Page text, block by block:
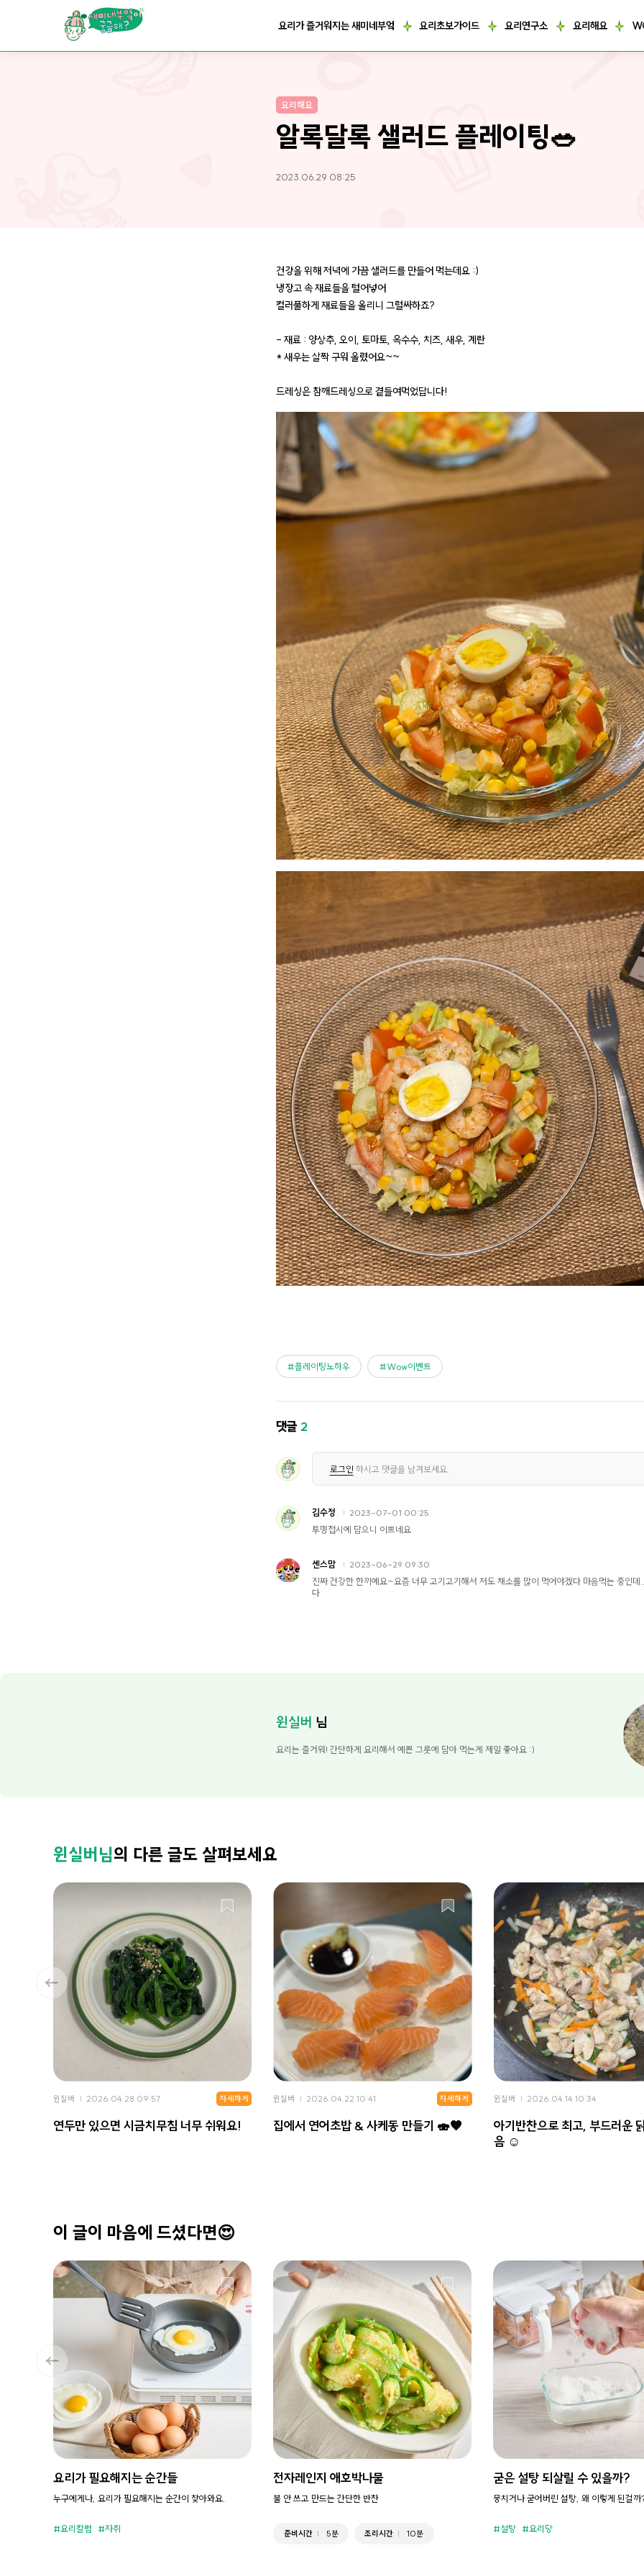
요리가 즐거워지는 새미네부엌 요리초보가이드 요리연구소 요리해요
요리해요
알록달록 샐러드 플레이팅🥗
2023.06.29 08:25
건강을 위해 저녁에 가끔 샐러드를 만들어 먹는데요 :)
냉장고 속 재료들을 털어넣어
컬러풀하게 재료들을 올리니 그럴싸하죠?
- 재료 : 양상추, 오이, 토마토, 옥수수, 치즈, 새우, 계란
* 새우는 살짝 구워 올렸어요~~
드레싱은 참깨드레싱으로 곁들여먹었답니다!
플레이팅노하우 Wow이벤트
댓글 2
로그인 하시고 댓글을 남겨보세요.
김수정 2023-07-01 00:25
투명접시에 담으니 이쁘네요
센스맘 2023-06-29 09:30
진짜 건강한 한끼예요~요즘 너무 고기고기해서 저도 채소를 많이 먹어야겠다 마음먹는 중인데
다
윈실버 님
요리는 즐거워! 간단하게 요리해서 예쁜 그릇에 담아 먹는게 제일 좋아요 :)
윈실버님의 다른 글도 살펴보세요
윈실버 2026.04.28 09:57
연두만 있으면 시금치무침 너무 쉬워요!
자세하게 윈실버 2026.04.22 10:41
집에서 연어초밥 & 사케동 만들기 🍣🧡
자세하게 윈실버 2026.04.14 10:34
아기반찬으로 최고, 부드러운
음 ☺️
이 글이 마음에 드셨다면😍
요리가 필요해지는 순간들
누구에게나, 요리가 필요해지는 순간이 찾아와요.
요리칼럼 자취
전자레인지 애호박나물
불 안 쓰고 만드는 간단한 반찬
준비시간 5분 조리시간 10분
굳은 설탕 되살릴 수 있을까?
뭉치거나 굳어버린 설탕, 왜 이렇게 된걸까
설탕 요리당